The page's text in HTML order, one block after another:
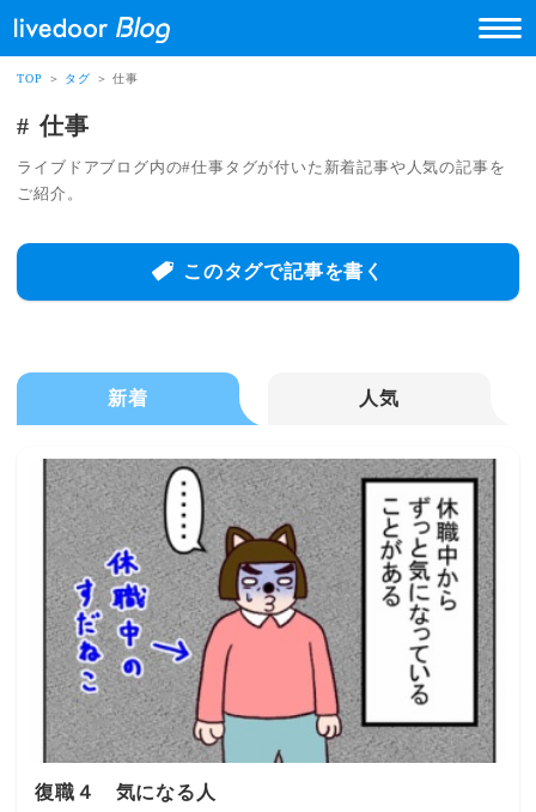
TOP ＞ タグ ＞ 仕事
仕事
ライブドアブログ内の#仕事タグが付いた新着記事や人気の記事を
ご紹介。
このタグで記事を書く
新着 人気
復職４ 気になる人